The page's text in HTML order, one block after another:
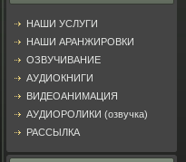
НАШИ УСЛУГИ
НАШИ АРАНЖИРОВКИ
ОЗВУЧИВАНИЕ
АУДИОКНИГИ
ВИДЕОАНИМАЦИЯ
АУДИОРОЛИКИ (озвучка)
РАССЫЛКА